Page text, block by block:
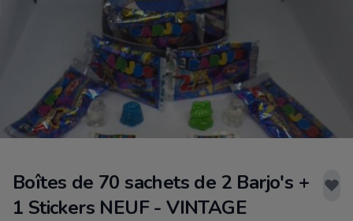
Boîtes de 70 sachets de 2 Barjo's +
1 Stickers NEUF - VINTAGE